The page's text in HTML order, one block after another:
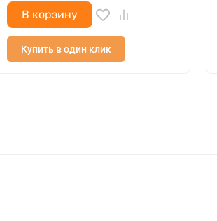
В корзину
Купить в один клик